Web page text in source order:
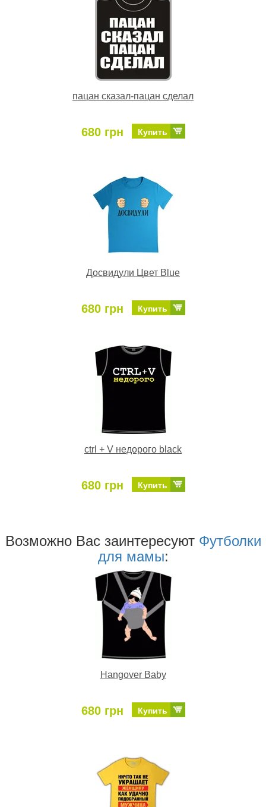
пацан сказал-пацан сделал
680 грн Купить
Досвидули Цвет Blue
680 грн Купить
ctrl + V недорого black
680 грн Купить
Возможно Ваc заинтересуют Футболки
для мамы:
Hangover Baby
680 грн Купить